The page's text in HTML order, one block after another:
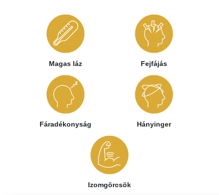
Magas láz Fejfájás
Fáradékonyság Hányinger
Izomgörcsök